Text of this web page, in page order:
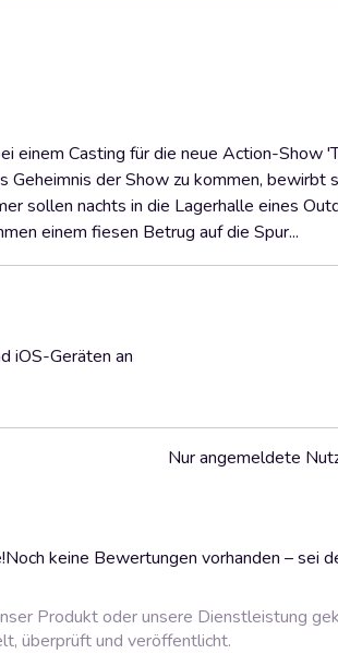
einem Casting für die neue Action-Show
der Show zu kommen, bewirbt
sollen nachts in die Lagerhalle eines
einem fiesen Betrug auf die Spur...
iOS-Geräten an
Noch keine Bewertungen vorhanden – sei
Nur angemeldete
Produkt oder unsere Dienstleistung
überprüft und veröffentlicht.